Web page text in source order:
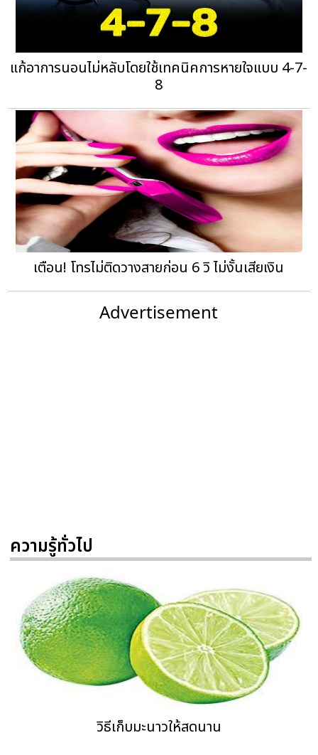
แก้อาการนอนไม่หลับโดยใช้เทคนิคการหายใจแบบ 4-7-
8
เตือน! โทรไม่ติดวางสายก่อน 6 วิ ไม่งั้นเสียเงิน
Advertisement
ความรู้ทั่วไป
วิธีเก็บมะนาวให้สดนาน